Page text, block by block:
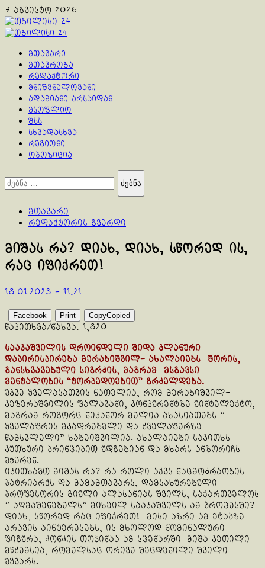
Skip
to
content
7 აგვისტო 2026
Primary
მთავარი
მთავრობა
რედაქტორი
მნიშვნელოვანი
ადამიანი არსაიდან
მსოფლიო
შსს
სხვადასხვა
რეგიონი
ოპოზიცია
ძებნა:
მთავარი
რედაქტორის გვერდი
მიშას რა? დიახ, დიახ, სწორედ ის,
რაც იფიქრეთ!
18.01.2023 - 11:21
Facebook Print CopyCopied
წაკითხვა/ნახვა: 1,820
სააკაშვილის დროინდელი შიდა კლანური
დაპირისპირება მერაბიშვილ- ახალაიებს შორის,
განსხვავებული სიგრძის, მაგრამ მსგავსი
მენტალობის “ტორპედოებით” გრძელდება.
უკვე ყველასათვის ნათელია, რომ მერაბიშვილ-
კეზერაშვილის ფალავანი, კონკურენტზე უინტელექტო,
მაგრამ როგორც ნიკანორ მელია ახასიათებს ”
ყველაფრის მკადრებელი და ყველაფერზე
წამსვლელი” ხაბეიშვილია. ახალაიები საკითხს
კუთხური პრინციპით უდგებიან და მხარს ანზორიჩს
უჭერენ.
იკითხავთ მიშას რა? რა როლი აქვს ნაცმოძრაობის
პატრიარქს და მამამთავარს, დამსახურებული
პროფესორის გიული ალასანიას შვილს, საქართველოს
” აღმაშენებელს” მიხეილ სააკაშვილს ამ პროცესში?
დიახ, სწორედ რაც იფიქრეთ! მისი აზრი ამ ეტაპზე
არავის აინტერესებს, ის მხოლოდ ნომინალური
ფიგურა, ძონძის თოჯინაა ამ სცენარში. მიშა კეთილი
მწყემსია, რომელსაც ორივე შეცდენილი შვილი
უყვარს.